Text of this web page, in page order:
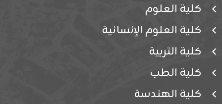
كلية العلوم
كلية العلوم الإنسانية
كلية التربية
كلية الطب
كلية الهندسة